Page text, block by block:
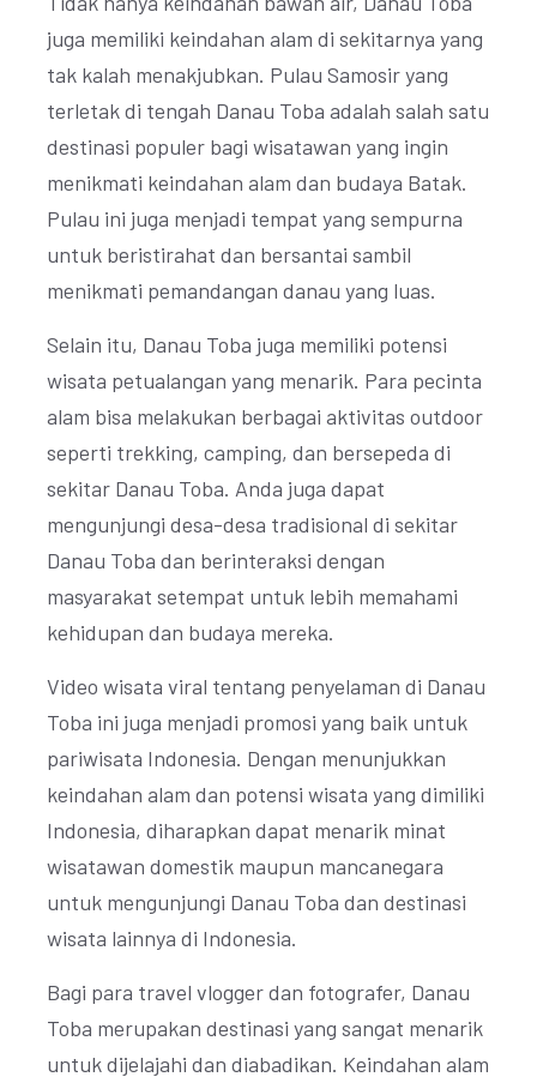
juga memiliki keindahan alam di sekitarnya yang
tak kalah menakjubkan. Pulau Samosir yang
terletak di tengah Danau Toba adalah salah satu
destinasi populer bagi wisatawan yang ingin
menikmati keindahan alam dan budaya Batak.
Pulau ini juga menjadi tempat yang sempurna
untuk beristirahat dan bersantai sambil
menikmati pemandangan danau yang luas.
Selain itu, Danau Toba juga memiliki potensi
wisata petualangan yang menarik. Para pecinta
alam bisa melakukan berbagai aktivitas outdoor
seperti trekking, camping, dan bersepeda di
sekitar Danau Toba. Anda juga dapat
mengunjungi desa-desa tradisional di sekitar
Danau Toba dan berinteraksi dengan
masyarakat setempat untuk lebih memahami
kehidupan dan budaya mereka.
Video wisata viral tentang penyelaman di Danau
Toba ini juga menjadi promosi yang baik untuk
pariwisata Indonesia. Dengan menunjukkan
keindahan alam dan potensi wisata yang dimiliki
Indonesia, diharapkan dapat menarik minat
wisatawan domestik maupun mancanegara
untuk mengunjungi Danau Toba dan destinasi
wisata lainnya di Indonesia.
Bagi para travel vlogger dan fotografer, Danau
Toba merupakan destinasi yang sangat menarik
untuk dijelajahi dan diabadikan. Keindahan alam